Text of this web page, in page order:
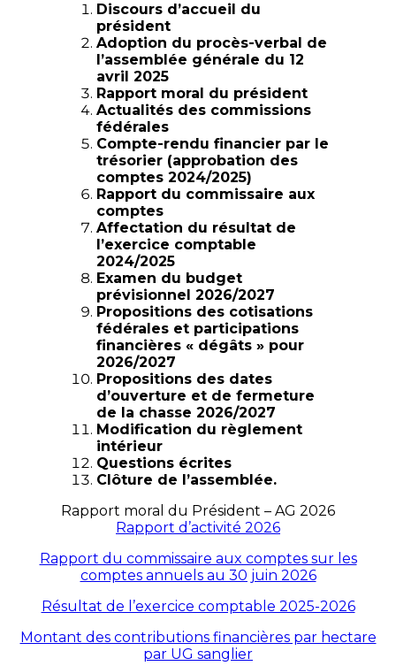
Discours d’accueil du
président
Adoption du procès-verbal de
l’assemblée générale du 12
avril 2025
Rapport moral du président
Actualités des commissions
fédérales
Compte-rendu financier par le
trésorier (approbation des
comptes 2024/2025)
Rapport du commissaire aux
comptes
Affectation du résultat de
l’exercice comptable
2024/2025
Examen du budget
prévisionnel 2026/2027
Propositions des cotisations
fédérales et participations
financières « dégâts » pour
2026/2027
Propositions des dates
d’ouverture et de fermeture
de la chasse 2026/2027
Modification du règlement
intérieur
Questions écrites
Clôture de l’assemblée.
Rapport moral du Président – AG 2026
Rapport d’activité 2026
Rapport du commissaire aux comptes sur les
comptes annuels au 30 juin 2026
Résultat de l’exercice comptable 2025-2026
Montant des contributions financières par hectare
par UG sanglier